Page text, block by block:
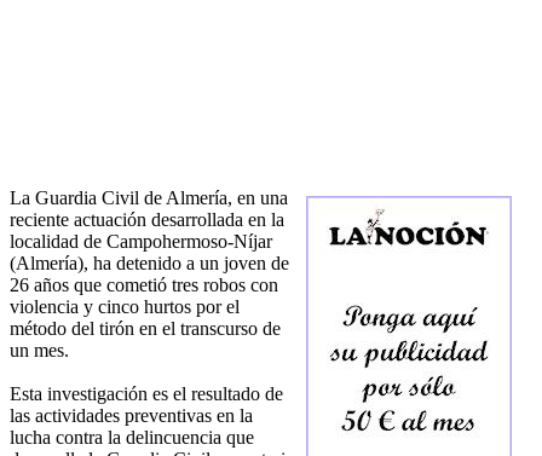
La Guardia Civil de Almería, en una
reciente actuación desarrollada en la
localidad de Campohermoso-Níjar
(Almería), ha detenido a un joven de
26 años que cometió tres robos con
violencia y cinco hurtos por el
método del tirón en el transcurso de
un mes.
Esta investigación es el resultado de
las actividades preventivas en la
lucha contra la delincuencia que